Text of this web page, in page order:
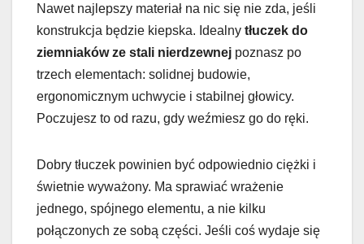
Nawet najlepszy materiał na nic się nie zda, jeśli
konstrukcja będzie kiepska. Idealny tłuczek do
ziemniaków ze stali nierdzewnej poznasz po
trzech elementach: solidnej budowie,
ergonomicznym uchwycie i stabilnej głowicy.
Poczujesz to od razu, gdy weźmiesz go do ręki.
Dobry tłuczek powinien być odpowiednio ciężki i
świetnie wyważony. Ma sprawiać wrażenie
jednego, spójnego elementu, a nie kilku
połączonych ze sobą części. Jeśli coś wydaje się